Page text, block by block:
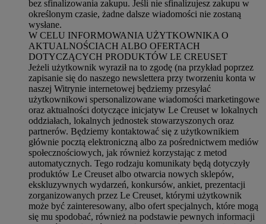
bez sfinalizowania zakupu. Jeśli nie sfinalizujesz zakupu w
określonym czasie, żadne dalsze wiadomości nie zostaną
wysłane.
W CELU INFORMOWANIA UŻYTKOWNIKA O
AKTUALNOŚCIACH ALBO OFERTACH
DOTYCZĄCYCH PRODUKTÓW LE CREUSET
Jeżeli użytkownik wyraził na to zgodę (na przykład poprzez
zapisanie się do naszego newslettera przy tworzeniu konta w
naszej Witrynie internetowej będziemy przesyłać
użytkownikowi spersonalizowane wiadomości marketingowe
oraz aktualności dotyczące inicjatyw Le Creuset w lokalnych
oddziałach, lokalnych jednostek stowarzyszonych oraz
partnerów. Będziemy kontaktować się z użytkownikiem
głównie pocztą elektroniczną albo za pośrednictwem mediów
społecznościowych, jak również korzystając z metod
automatycznych. Tego rodzaju komunikaty będą dotyczyły
produktów Le Creuset albo otwarcia nowych sklepów,
ekskluzywnych wydarzeń, konkursów, ankiet, prezentacji
zorganizowanych przez Le Creuset, którymi użytkownik
może być zainteresowany, albo ofert specjalnych, które mogą
się mu spodobać, również na podstawie pewnych informacji